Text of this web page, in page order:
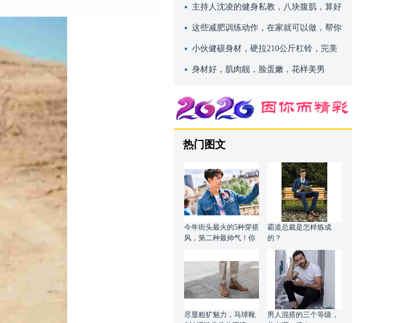
气
主持人沈凌的健身私教，八块腹肌，算好
吗？
这些减肥训练动作，在家就可以做，帮你
快速减肥
小伙健硕身材，硬拉210公斤杠铃，完美
身材却依然单身！
身材好，肌肉靓，脸蛋嫩，花样美男
热门图文
今年街头最火的5种穿搭
风，第二种最帅气！你
霸道总裁是怎样炼成
的？
尽显粗犷魅力，马球靴
男人混搭的三个等级，